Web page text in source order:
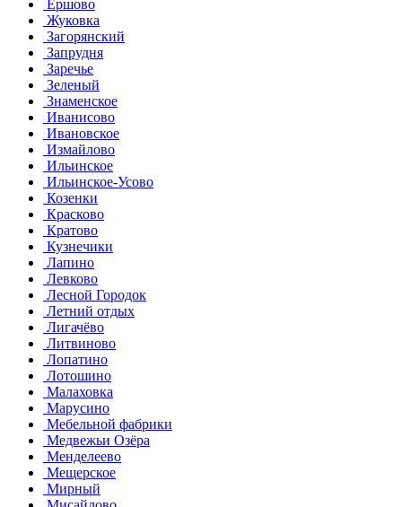
Ершово
Жуковка
Загорянский
Запрудня
Заречье
Зеленый
Знаменское
Иванисово
Ивановское
Измайлово
Ильинское
Ильинское-Усово
Козенки
Красково
Кратово
Кузнечики
Лапино
Левково
Лесной Городок
Летний отдых
Лигачёво
Литвиново
Лопатино
Лотошино
Малаховка
Марусино
Мебельной фабрики
Медвежьи Озёра
Менделеево
Мещерское
Мирный